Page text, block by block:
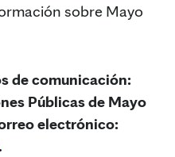
sobre Mayo
de comunicación:
Públicas de Mayo
electrónico: